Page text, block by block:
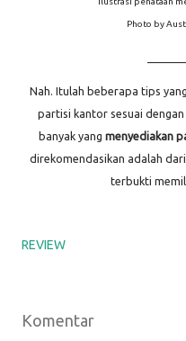
Photo by
Nah. Itulah beberapa tips
partisi kantor sesuai
banyak yang menyediakan
direkomendasikan adalah dari
terbukti
REVIEW
Komentar